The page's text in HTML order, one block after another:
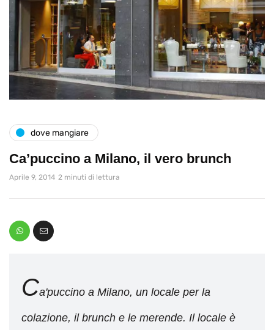
dove mangiare
Ca’puccino a Milano, il vero brunch
Aprile 9, 2014 2 minuti di lettura
Ca'puccino a Milano, un locale per la
colazione, il brunch e le merende. Il locale è